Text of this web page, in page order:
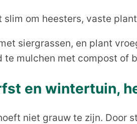
om heesters, vaste
siergrassen, en plant
te mulchen met compost of
en wintertuin,
niet grauw te zijn. Door